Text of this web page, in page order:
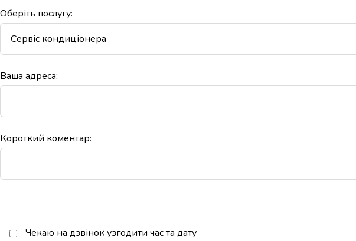
Оберіть послугу:
Ваша адреса:
Короткий коментар:
Чекаю на дзвінок узгодити час та дату